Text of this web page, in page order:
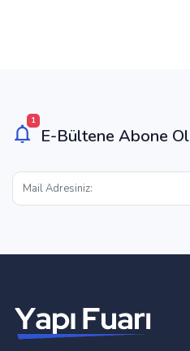
1
E-Bültene Abone Ol